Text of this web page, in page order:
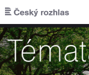
Přejít k hlavnímu obsahu